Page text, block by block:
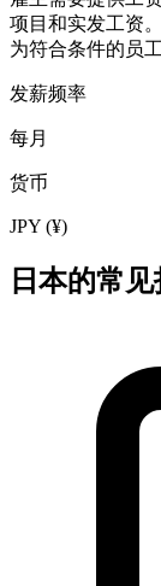
项目和实发工资
为符合条件的员
发薪频率
每月
货币
JPY (¥)
日本的常